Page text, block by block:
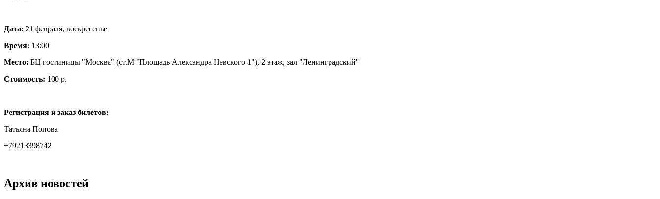
Дата: 21 февраля, воскресенье
Время: 13:00
Место: БЦ гостиницы "Москва" (ст.М "Площадь Александра Невского-1"), 2 этаж, зал "Ленинградский"
Стоимость: 100 р.
Регистрация и заказ билетов:
Татьяна Попова
+79213398742
Архив новостей